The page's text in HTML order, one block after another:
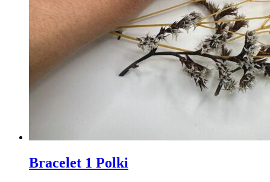
Bracelet 1 Polki